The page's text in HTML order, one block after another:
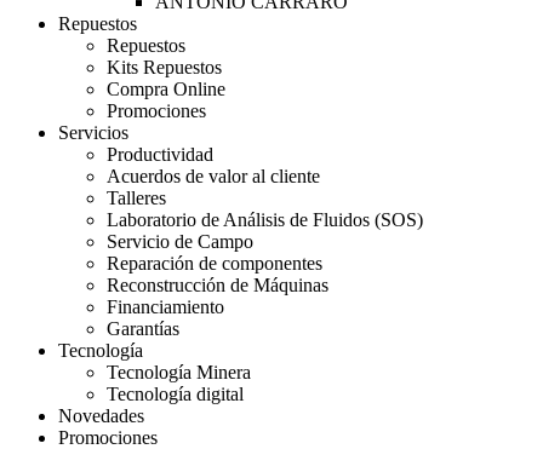
Repuestos
Repuestos
Kits Repuestos
Compra Online
Promociones
Servicios
Productividad
Acuerdos de valor al cliente
Talleres
Laboratorio de Análisis de Fluidos (SOS)
Servicio de Campo
Reparación de componentes
Reconstrucción de Máquinas
Financiamiento
Garantías
Tecnología
Tecnología Minera
Tecnología digital
Novedades
Promociones